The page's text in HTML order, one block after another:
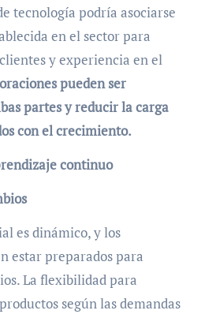
tecnología podría asociarse
en el sector para
y experiencia en el
pueden ser
partes y reducir la carga
con el crecimiento.
continuo
es dinámico, y los
estar preparados para
La flexibilidad para
según las demandas